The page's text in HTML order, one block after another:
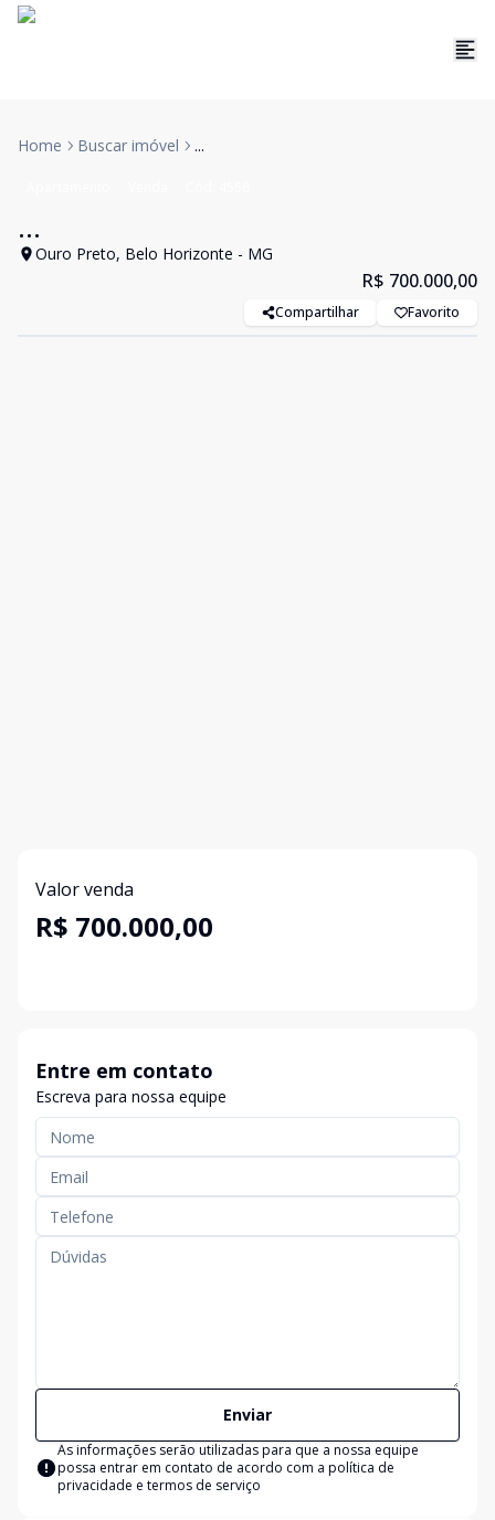
Home Buscar imóvel ...
...
Ouro Preto, Belo Horizonte - MG
R$ 700.000,00
Compartilhar Favorito
Valor venda
R$ 700.000,00
Entre em contato
Escreva para nossa equipe
Enviar
As informações serão utilizadas para que a nossa equipe
possa entrar em contato de acordo com a política de
privacidade e termos de serviço